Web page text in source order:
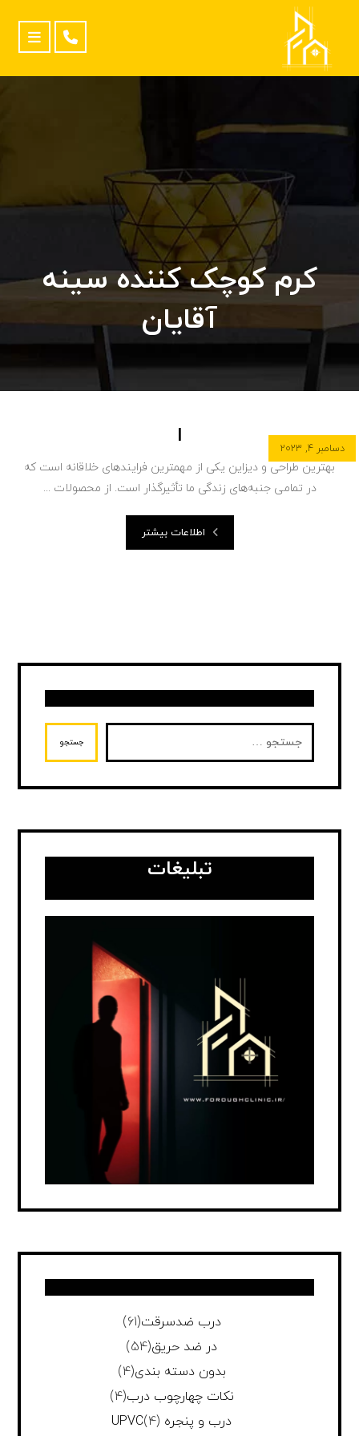
کرم کوچک کننده سینه
آقایان
ا دسامبر ۴, ۲۰۲۳
بهترین طراحی و دیزاین یکی از مهمترین فرایندهای خلاقانه است که
در تمامی جنبه‌های زندگی ما تأثیرگذار است. از محصولات ...
اطلاعات بیشتر
جستجو
تبلیغات
درب ضدسرقت(61)
در ضد حریق(54)
بدون دسته بندی(4)
نکات چهارچوب درب(4)
درب و پنجره UPVC (4)